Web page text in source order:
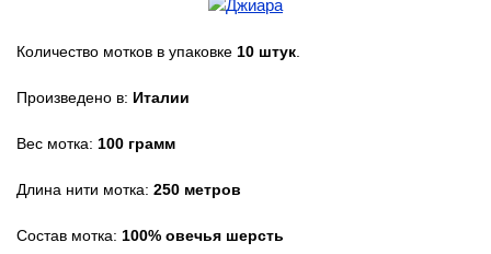
Количество мотков в упаковке 10 штук
Произведено в: Италии
Вес мотка: 100 грамм
Длина нити мотка: 250 метров
Состав мотка: 100% овечья шерсть